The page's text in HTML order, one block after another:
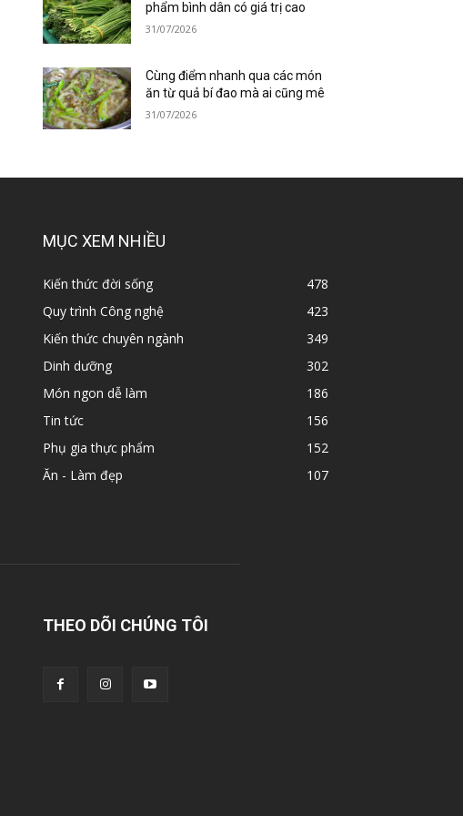
phẩm bình dân có giá trị cao
31/07/2026
Cùng điểm nhanh qua các món
ăn từ quả bí đao mà ai cũng mê
31/07/2026
MỤC XEM NHIỀU
Kiến thức đời sống
478
Quy trình Công nghệ
423
Kiến thức chuyên ngành
349
Dinh dưỡng
302
Món ngon dễ làm
186
Tin tức
156
Phụ gia thực phẩm
152
Ăn - Làm đẹp
107
THEO DÕI CHÚNG TÔI